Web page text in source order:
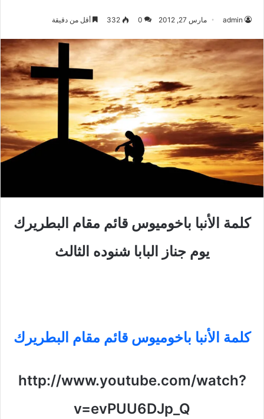
admin مارس 27, 2012 0
332 أقل من دقيقة
كلمة الأنبا باخوميوس قائم مقام البطريرك
يوم جناز البابا شنوده الثالث
كلمة الأنبا باخوميوس قائم مقام البطريرك
http://www.youtube.com/watch?
v=evPUU6DJp_Q